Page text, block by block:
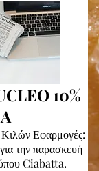
10%
Εφαρμογές:
την παρασκευή
Ciabatta.